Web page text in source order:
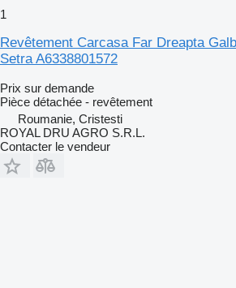
1
Revêtement Carcasa Far Dreapta
Setra A6338801572
Prix sur demande
Pièce détachée - revêtement
Roumanie, Cristesti
ROYAL DRU AGRO S.R.L.
Contacter le vendeur